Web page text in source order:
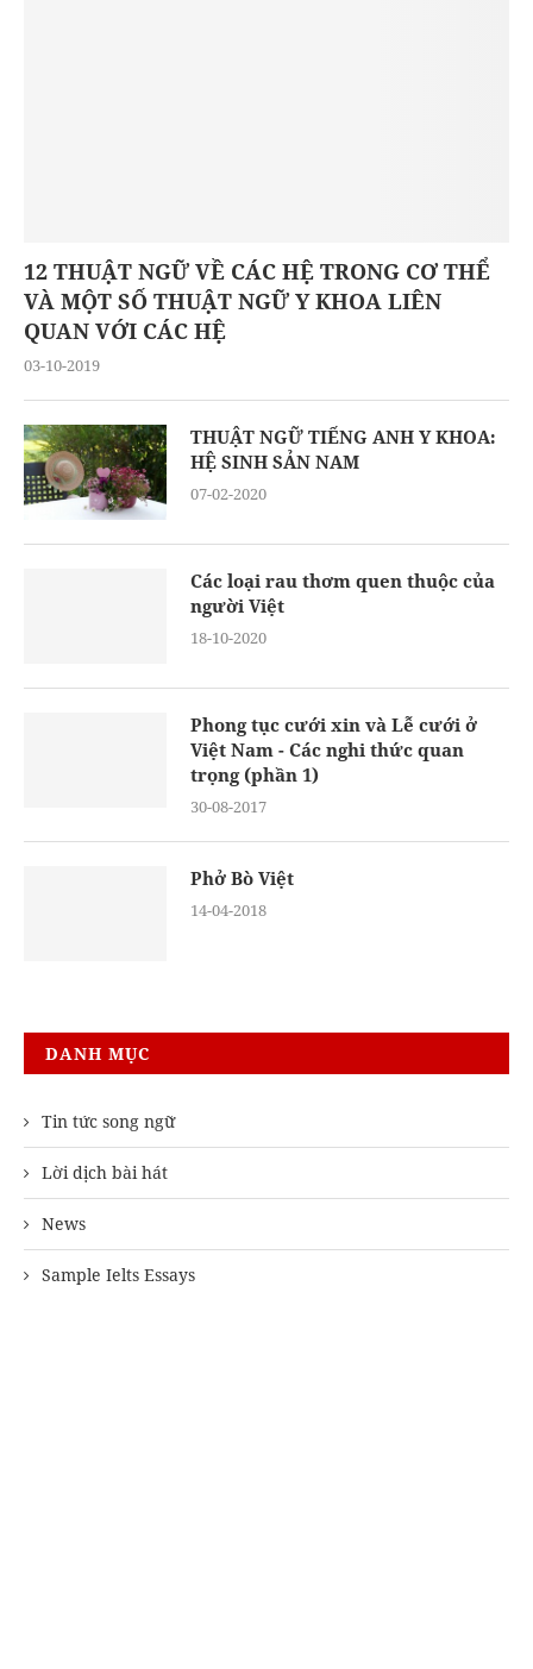
12 THUẬT NGỮ VỀ CÁC HỆ TRONG CƠ THỂ
VÀ MỘT SỐ THUẬT NGỮ Y KHOA LIÊN
QUAN VỚI CÁC HỆ
03-10-2019
THUẬT NGỮ TIẾNG ANH Y KHOA:
HỆ SINH SẢN NAM
07-02-2020
Các loại rau thơm quen thuộc của
người Việt
18-10-2020
Phong tục cưới xin và Lễ cưới ở
Việt Nam - Các nghi thức quan
trọng (phần 1)
30-08-2017
Phở Bò Việt
14-04-2018
DANH MỤC
Tin tức song ngữ
Lời dịch bài hát
News
Sample Ielts Essays